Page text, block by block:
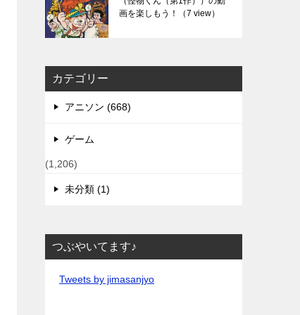
画を楽しもう！
（7 view）
カテゴリー
アニソン (668)
ゲーム
(1,206)
未分類 (1)
つぶやいてます♪
Tweets by jimasanjyo